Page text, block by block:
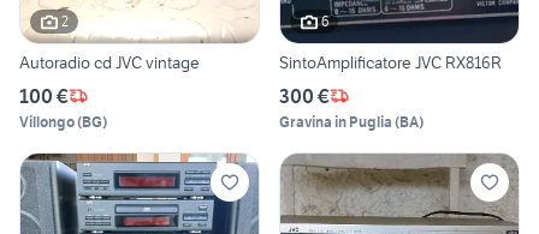
2
Autoradio cd JVC vintage
100 €
Villongo(BG)
6
SintoAmplificatore JVC RX816R
300 €
Gravina in Puglia (BA)